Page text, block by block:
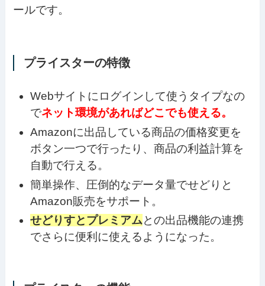
ールです。
プライスターの特徴
Webサイトにログインして使うタイプなの
でネット環境があればどこでも使える。
Amazonに出品している商品の価格変更を
ボタン一つで行ったり、商品の利益計算を
自動で行える。
簡単操作、圧倒的なデータ量でせどりと
Amazon販売をサポート。
せどりすとプレミアムとの出品機能の連携
でさらに便利に使えるようになった。